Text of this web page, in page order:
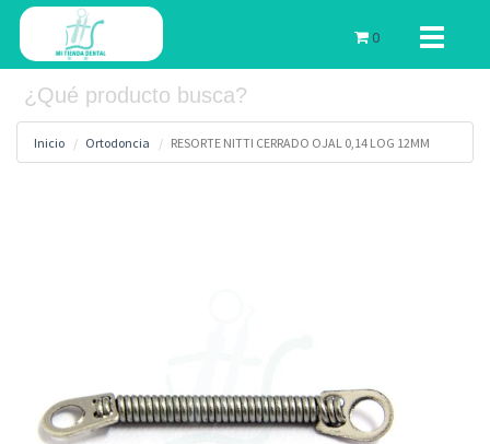
Toggle
0
Inicio Ortodoncia RESORTE NITTI CERRADO OJAL 0,14 LOG 12MM